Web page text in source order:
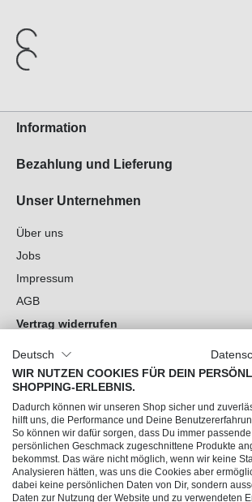
Information
Bezahlung und Lieferung
Unser Unternehmen
Über uns
Jobs
Impressum
AGB
Vertrag widerrufen
Cookie-Einstellungen
Du hast Fragen?
Unsere Socials
Deutsch
WIR NUTZEN COOKIES FÜR DEIN
SHOPPING-ERLEBNIS.
Dadurch können wir unseren Shop sicher und
hilft uns, die Performance und Deine
So können wir dafür sorgen, dass Du immer
persönlichen Geschmack zugeschnittene Produkte
bekommst. Das wäre nicht möglich, wenn wir keine
Analysieren hätten, was uns die Cookies aber
dabei keine persönlichen Daten von Dir, sondern
Daten zur Nutzung der Website und zu verwendeten